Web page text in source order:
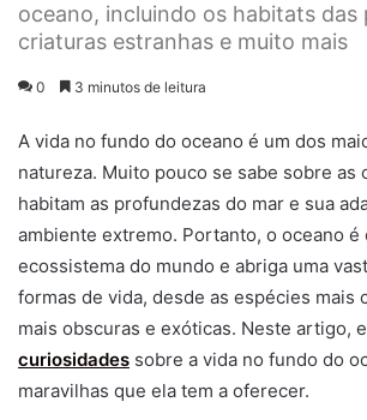
oceano, incluindo os habitats das
criaturas estranhas e muito mais
0 3 minutos de leitura
A vida no fundo do oceano é um dos
natureza. Muito pouco se sabe sobre as
habitam as profundezas do mar e sua
ambiente extremo. Portanto, o oceano é
ecossistema do mundo e abriga uma
formas de vida, desde as espécies mais
mais obscuras e exóticas. Neste artigo,
curiosidades sobre a vida no fundo do
maravilhas que ela tem a oferecer.